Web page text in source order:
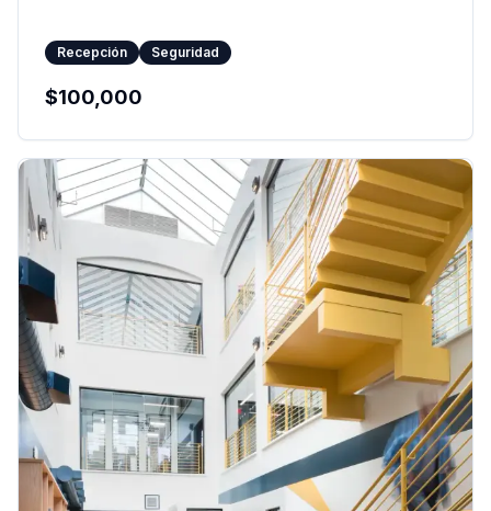
Recepción Seguridad
$100,000